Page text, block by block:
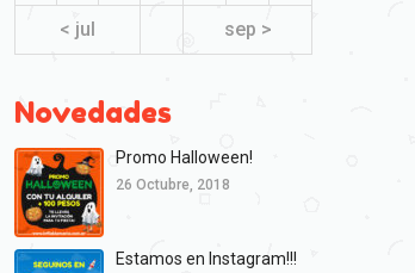
< jul sep >
Novedades
Promo Halloween!
26 Octubre, 2018
Estamos en Instagram!!!